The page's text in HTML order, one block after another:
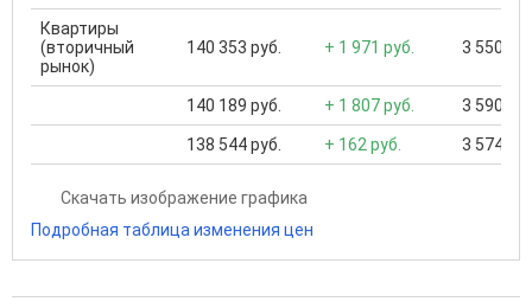
Квартиры
(вторичный
рынок)
140 353 руб. + 1 971 руб. 3 550
140 189 руб. + 1 807 руб. 3 590
138 544 руб. + 162 руб. 3 574
Скачать изображение графика
Подробная таблица изменения цен